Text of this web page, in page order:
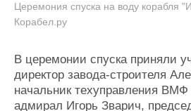
Церемония спуска на воду корабля
Корабел.ру
В церемонии спуска приняли
директор завода-строителя
начальник техуправления ВМФ
адмирал Игорь Зварич,